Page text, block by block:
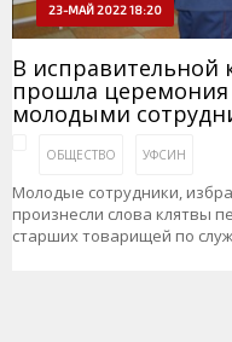
23-МАЙ 2022 18:20
В исправительной
прошла
молодыми
ОБЩЕСТВО УФСИН
Молодые сотрудники,
произнесли слова клятвы
старших товарищей по